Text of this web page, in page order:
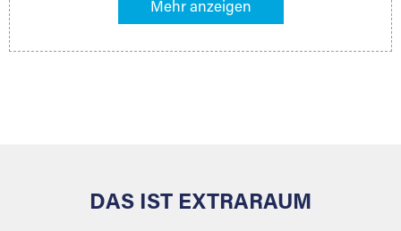
gehören z. B. Verpackungsservice, Lieferung von
Ihr Lagergut wird bei Ihrem Extraraum Partner
DAS IST EXTRARAUM